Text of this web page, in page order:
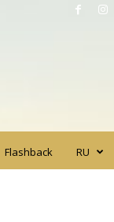
Flashback RU